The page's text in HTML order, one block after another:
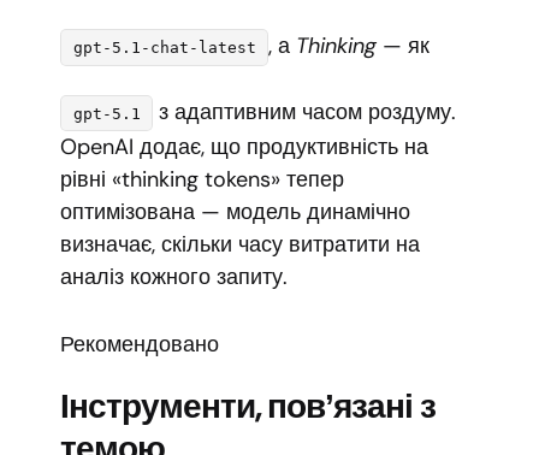
gpt-5.1-chat-latest , а Thinking — як
gpt-5.1
з адаптивним часом роздуму.
OpenAI додає, що продуктивність на
рівні «thinking tokens» тепер
оптимізована — модель динамічно
визначає, скільки часу витратити на
аналіз кожного запиту.
Рекомендовано
Інструменти, повʼязані з